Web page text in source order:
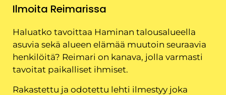
Ilmoita Reimarissa
Haluatko tavoittaa Haminan talousalueella
asuvia sekä alueen elämää muutoin seuraavia
henkilöitä? Reimari on kanava, jolla varmasti
tavoitat paikalliset ihmiset.
Rakastettu ja odotettu lehti ilmestyy joka